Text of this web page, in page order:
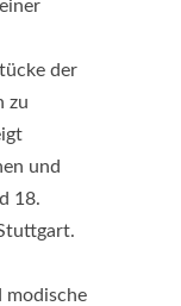
der
zu
und
18.
modische